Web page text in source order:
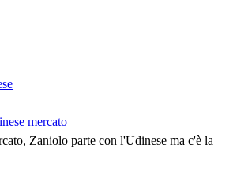
mercato
Zaniolo parte con l'Udinese ma c'è la